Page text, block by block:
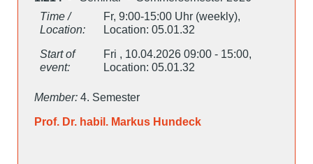
Time /
Location:
Fr, 9:00-15:00 Uhr (weekly),
Location: 05.01.32
Start of
event:
Fri , 10.04.2026 09:00 - 15:00,
Location: 05.01.32
Member: 4. Semester
Prof. Dr. habil. Markus Hundeck